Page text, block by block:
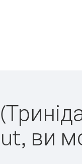
ви